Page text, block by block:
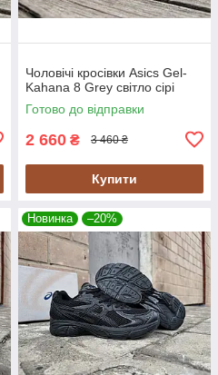
Чоловічі кросівки Asics Gel-
Kahana 8 Grey світло сірі
Готово до відправки
2 660 ₴ 3 460 ₴
Купити
Новинка –20%